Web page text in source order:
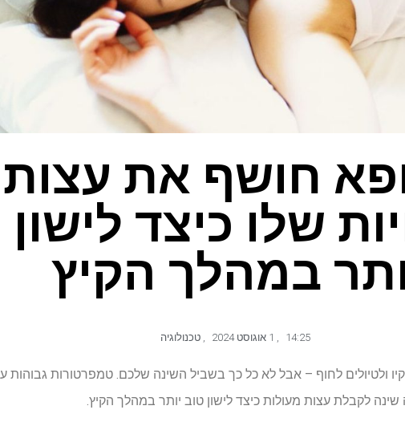
חושף את עצות
שלו כיצד
במהלך הקיץ
14:25
,
, טכנולוגיה
ולטיולים לחוף – אבל לא כל כך בשביל השינה שלכם. טמפרטורות גבוהות
לקבלת עצות מעולות כיצד לישון טוב יותר במהלך הקיץ.